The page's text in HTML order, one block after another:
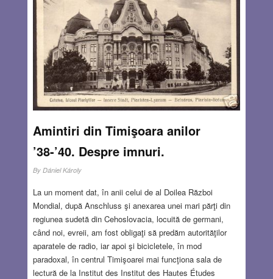
Informațiile fiind atrăgătoare, el ne-a telegrafiat să venim
imediat cu tot calabalâcul: șase valize, câțiva saci uriași
și două lăzi de tablouri pe care intenționam să le vindem,
dar nu am reușit niciodată.
Read more…
OCT 25, 2018 2 COMMENTS
Amintiri din Timişoara anilor
’38-’40. Despre imnuri.
By Dániel Károly
La un moment dat, în anii celui de al Doilea Război
Mondial, după Anschluss şi anexarea unei mari părţi din
regiunea sudetă din Cehoslovacia, locuită de germani,
când noi, evreii, am fost obligaţi să predăm autorităţilor
aparatele de radio, iar apoi şi bicicletele, în mod
paradoxal, în centrul Timişoarei mai funcţiona sala de
lectură de la Institut des Institut des Hautes Études